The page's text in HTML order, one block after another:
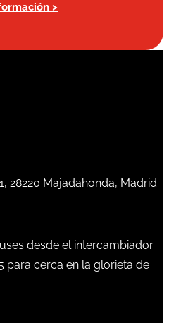
>
28220 Majadahonda, Madrid
desde el intercambiador
para cerca en la glorieta de